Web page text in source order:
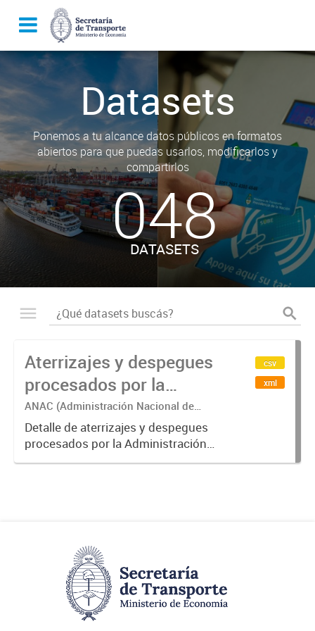
Datasets
Ponemos a tu alcance datos públicos en formatos
abiertos para que puedas usarlos, modificarlos y
compartirlos
048
DATASETS
Aterrizajes y despegues
procesados por la
Administración Nacional
de Aviación Civil (ANAC)
ANAC (Administración Nacional de
Aviación Civil)
Detalle de aterrizajes y despegues
procesados por la Administración
Nacional de Aviación Civil.-
csv
xml